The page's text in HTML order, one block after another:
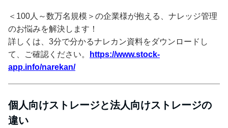
＜100人～数万名規模＞の企業様が抱える、ナレッジ管理
のお悩みを解決します！
詳しくは、3分で分かるナレカン資料をダウンロードし
て、ご確認ください。
https://www.stock-
app.info/narekan/
個人向けストレージと法人向けストレージの
違い